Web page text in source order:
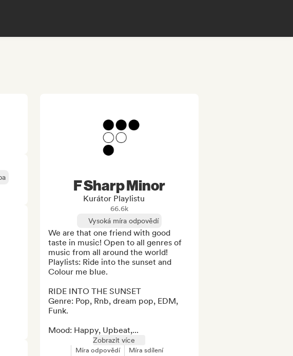
F Sharp Minor
Kurátor Playlistu
66.6k
Vysoká míra odpovědí
We are that one friend with good
taste in music! Open to all genres of
music from all around the world!
Playlists: Ride into the sunset and
Colour me blue.
RIDE INTO THE SUNSET
Genre: Pop, Rnb, dream pop, EDM,
Funk.
Mood: Happy, Upbeat,...
Zobrazit více
Míra odpovědí Míra sdílení